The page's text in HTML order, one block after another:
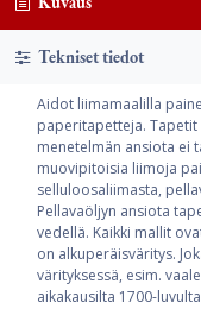
Tekniset tiedot
Aidot liimamaalilla
paperitapetteja. Tapetit
menetelmän ansiota ei
muovipitoisia liimoja
selluloosaliimasta,
Pellavaöljyn ansiota
vedellä. Kaikki mallit
on alkuperäisväritys.
värityksessä, esim.
aikakausilta 1700-